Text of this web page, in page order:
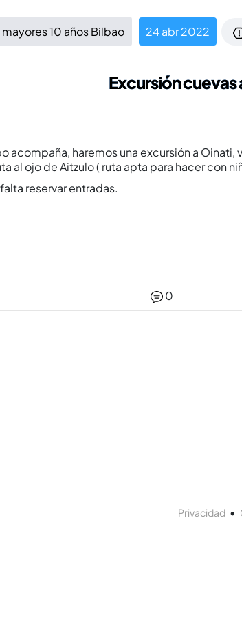
10 años Bilbao 24 abr 2022
Excursión
haremos una excursión a Oinati,
al ojo de Aitzulo ( ruta apta para hacer con
reservar entradas.
0
Privacidad•